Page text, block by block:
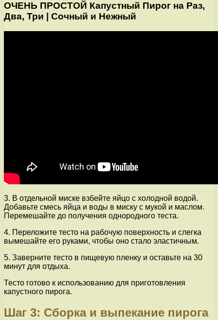
ОЧЕНЬ ПРОСТОЙ Капустный Пирог на Раз,
Два, Три | Сочный и Нежный
3. В отдельной миске взбейте яйцо с холодной водой.
Добавьте смесь яйца и воды в миску с мукой и маслом.
Перемешайте до получения однородного теста.
4. Переложите тесто на рабочую поверхность и слегка
вымешайте его руками, чтобы оно стало эластичным.
5. Заверните тесто в пищевую пленку и оставьте на 30
минут для отдыха.
Тесто готово к использованию для приготовления
капустного пирога.
Шаг 3: Сборка и выпекание пирога